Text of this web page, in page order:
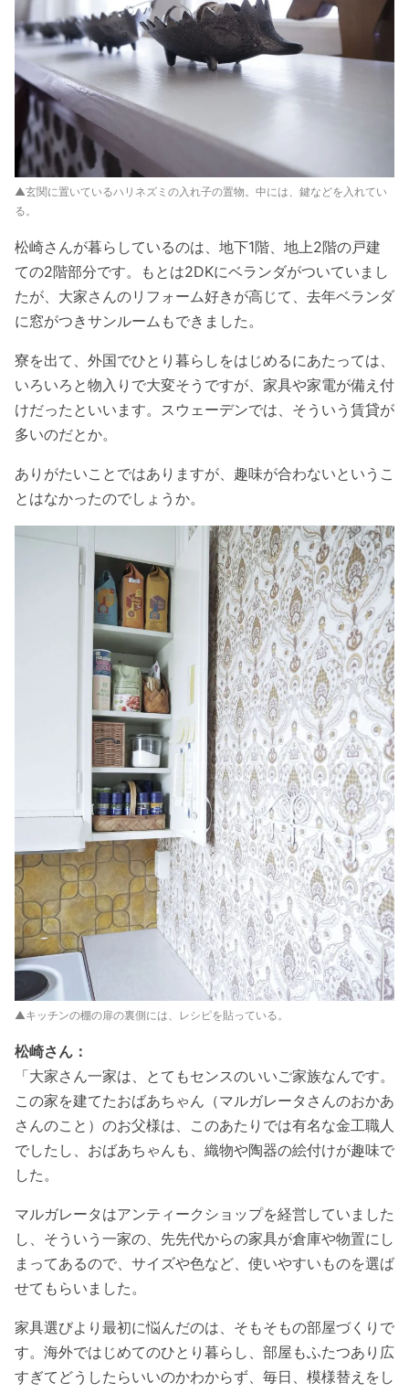
▲玄関に置いているハリネズミの入れ子の置物。中には、鍵などを入れてい
る。
松崎さんが暮らしているのは、地下1階、地上2階の戸建
ての2階部分です。もとは2DKにベランダがついていまし
たが、大家さんのリフォーム好きが高じて、去年ベランダ
に窓がつきサンルームもできました。
寮を出て、外国でひとり暮らしをはじめるにあたっては、
いろいろと物入りで大変そうですが、家具や家電が備え付
けだったといいます。スウェーデンでは、そういう賃貸が
多いのだとか。
ありがたいことではありますが、趣味が合わないというこ
とはなかったのでしょうか。
▲キッチンの棚の扉の裏側には、レシピを貼っている。
松崎さん：
「大家さん一家は、とてもセンスのいいご家族なんです。
この家を建てたおばあちゃん（マルガレータさんのおかあ
さんのこと）のお父様は、このあたりでは有名な金工職人
でしたし、おばあちゃんも、織物や陶器の絵付けが趣味で
した。
マルガレータはアンティークショップを経営していました
し、そういう一家の、先先代からの家具が倉庫や物置にし
まってあるので、サイズや色など、使いやすいものを選ば
せてもらいました。
家具選びより最初に悩んだのは、そもそもの部屋づくりで
す。海外ではじめてのひとり暮らし、部屋もふたつあり広
すぎてどうしたらいいのかわからず、毎日、模様替えをし